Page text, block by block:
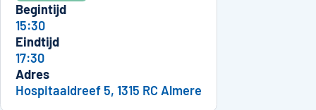
Begintijd
15:30
Eindtijd
17:30
Adres
Hospitaaldreef 5, 1315 RC Almere